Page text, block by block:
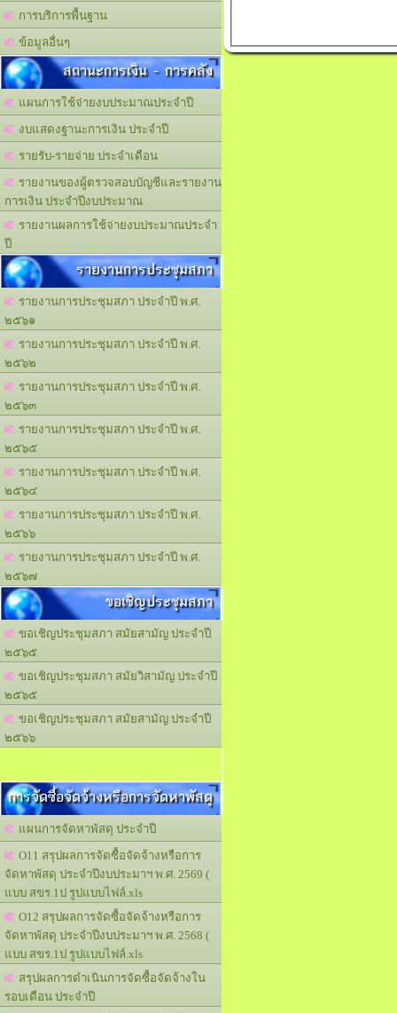
การบริการพื้นฐาน
ข้อมูลอื่นๆ
สถานะการเงิน - การคลัง
แผนการใช้จ่ายงบประมาณประจำปี
งบแสดงฐานะการเงิน ประจำปี
รายรับ-รายจ่าย ประจำเดือน
รายงานของผู้ตรวจสอบบัญชีและรายงาน
การเงิน ประจำปีงบประมาณ
รายงานผลการใช้จ่ายงบประมาณประจำ
ปี
รายงานการประชุมสภา
รายงานการประชุมสภา ประจำปี พ.ศ.
๒๕๖๑
รายงานการประชุมสภา ประจำปี พ.ศ.
๒๕๖๒
รายงานการประชุมสภา ประจำปี พ.ศ.
๒๕๖๓
รายงานการประชุมสภา ประจำปี พ.ศ.
๒๕๖๕
รายงานการประชุมสภา ประจำปี พ.ศ.
๒๕๖๔
รายงานการประชุมสภา ประจำปี พ.ศ.
๒๕๖๖
รายงานการประชุมสภา ประจำปี พ.ศ.
๒๕๖๗
ขอเชิญประชุมสภา
ขอเชิญประชุมสภา สมัยสามัญ ประจำปี
๒๕๖๕
ขอเชิญประชุมสภา สมัยวิสามัญ ประจำปี
๒๕๖๕
ขอเชิญประชุมสภา สมัยสามัญ ประจำปี
๒๕๖๖
การจัดซื้อจัดจ้างหรือการจัดหาพัสดุ
แผนการจัดหาพัสดุ ประจำปี
O11 สรุปผลการจัดซื้อจัดจ้างหรือการ
จัดหาพัสดุ ประจำปีงบประมาฯ พ.ศ. 2569 (
แบบ สขร.1ป รูปแบบไฟล์.xls
O12 สรุปผลการจัดซื้อจัดจ้างหรือการ
จัดหาพัสดุ ประจำปีงบประมาฯ พ.ศ. 2568 (
แบบ สขร.1ป รูปแบบไฟล์.xls
สรุปผลการดำเนินการจัดซื้อจัดจ้างใน
รอบเดือน ประจำปี